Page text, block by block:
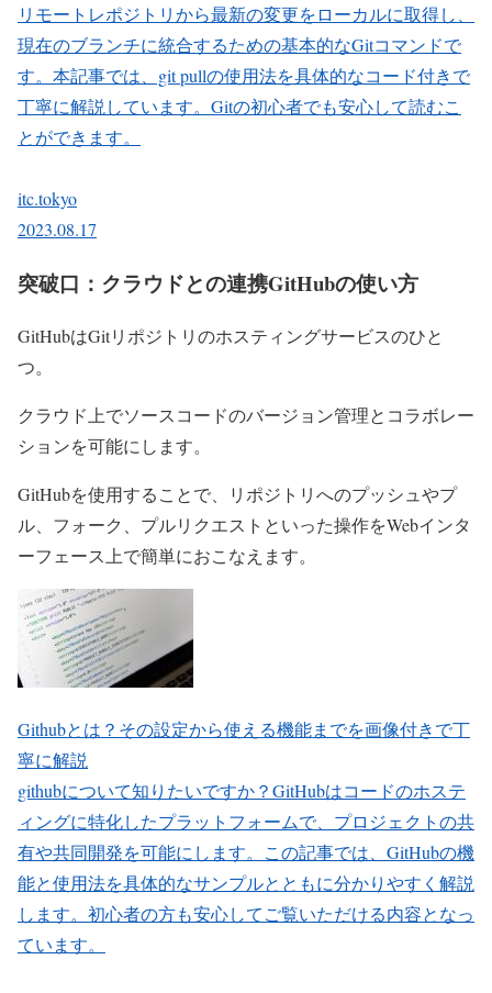
リモートレポジトリから最新の変更をローカルに取得し、
現在のブランチに統合するための基本的なGitコマンドで
す。本記事では、git pullの使用法を具体的なコード付きで
丁寧に解説しています。Gitの初心者でも安心して読むこ
とができます。
itc.tokyo
2023.08.17
突破口：クラウドとの連携GitHubの使い方
GitHubはGitリポジトリのホスティングサービスのひと
つ。
クラウド上でソースコードのバージョン管理とコラボレー
ションを可能にします。
GitHubを使用することで、リポジトリへのプッシュやプ
ル、フォーク、プルリクエストといった操作をWebインタ
ーフェース上で簡単におこなえます。
Githubとは？その設定から使える機能までを画像付きで丁
寧に解説
githubについて知りたいですか？GitHubはコードのホステ
ィングに特化したプラットフォームで、プロジェクトの共
有や共同開発を可能にします。この記事では、GitHubの機
能と使用法を具体的なサンプルとともに分かりやすく解説
します。初心者の方も安心してご覧いただける内容となっ
ています。